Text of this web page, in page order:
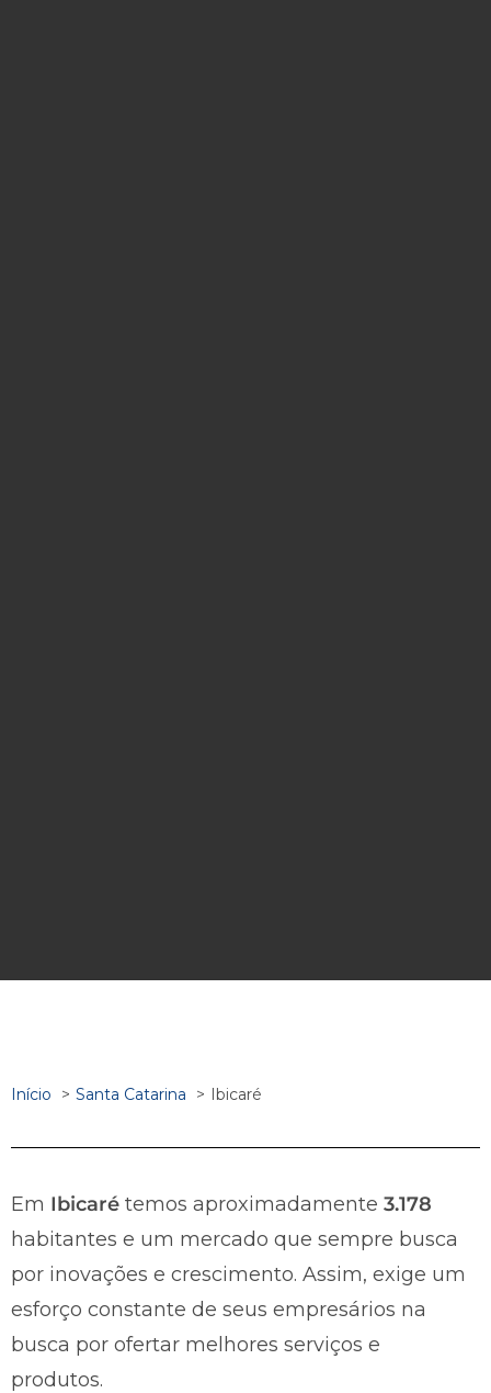
Início Santa Catarina Ibicaré
Em Ibicaré temos aproximadamente 3.178
habitantes e um mercado que sempre busca
por inovações e crescimento. Assim, exige um
esforço constante de seus empresários na
busca por ofertar melhores serviços e
produtos.